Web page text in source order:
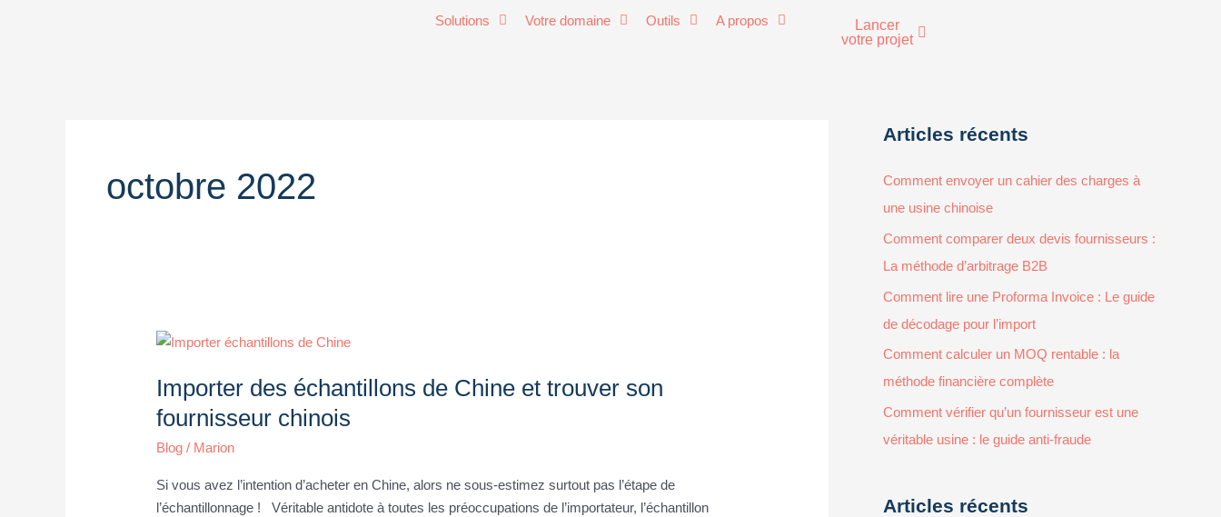
Solutions Votre domaine Outils A propos
Lancer
votre projet
octobre 2022
Importer des échantillons de Chine et trouver son
fournisseur chinois
Blog / Marion
Si vous avez l’intention d’acheter en Chine, alors ne sous-estimez surtout pas l’étape de
l’échantillonnage ! Véritable antidote à toutes les préoccupations de l’importateur, l’échantillon
Importer
échantillons
de
Chine
et
Articles récents
Comment envoyer un cahier des charges à
une usine chinoise
Comment comparer deux devis fournisseurs :
La méthode d’arbitrage B2B
Comment lire une Proforma Invoice : Le guide
de décodage pour l’import
Comment calculer un MOQ rentable : la
méthode financière complète
Comment vérifier qu’un fournisseur est une
véritable usine : le guide anti-fraude
Articles récents